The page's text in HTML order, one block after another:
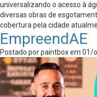
universalizando o acesso à
diversas obras de
cobertura pela cidade
EmpreendAE
Postado por paintbox em 01/